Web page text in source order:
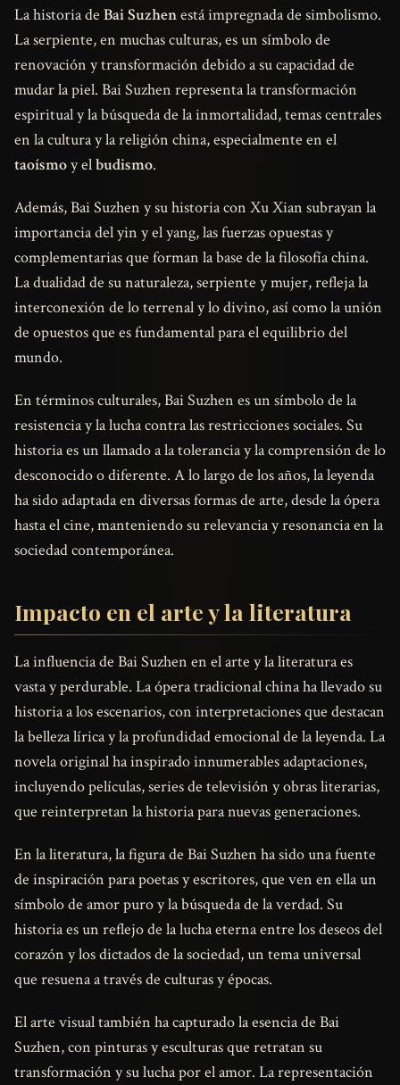
La historia de Bai Suzhenestá impregnada de simbolismo.
La serpiente, en muchas culturas, es un símbolo de
renovación y transformación debido a su capacidad de
mudar la piel. Bai Suzhen representa la transformación
espiritual y la búsqueda de la inmortalidad, temas centrales
en la cultura y la religión china, especialmente en el
taoísmoy elbudismo.
Además, Bai Suzhen y su historia con Xu Xian subrayan la
importancia del yin y el yang, las fuerzas opuestas y
complementarias que forman la base de la filosofía china.
La dualidad de su naturaleza, serpiente y mujer, refleja la
interconexión de lo terrenal y lo divino, así como la unión
de opuestos que es fundamental para el equilibrio del
mundo.
En términos culturales, Bai Suzhen es un símbolo de la
resistencia y la lucha contra las restricciones sociales. Su
historia es un llamado a la tolerancia y la comprensión de lo
desconocido o diferente. A lo largo de los años, la leyenda
ha sido adaptada en diversas formas de arte, desde la ópera
hasta el cine, manteniendo su relevancia y resonancia en la
sociedad contemporánea.
Impacto en el arte y la literatura
La influencia de Bai Suzhen en el arte y la literatura es
vasta y perdurable. La ópera tradicional china ha llevado su
historia a los escenarios, con interpretaciones que destacan
la belleza lírica y la profundidad emocional de la leyenda. La
novela original ha inspirado innumerables adaptaciones,
incluyendo películas, series de televisión y obras literarias,
que reinterpretan la historia para nuevas generaciones.
En la literatura, la figura de Bai Suzhen ha sido una fuente
de inspiración para poetas y escritores, que ven en ella un
símbolo de amor puro y la búsqueda de la verdad. Su
historia es un reflejo de la lucha eterna entre los deseos del
corazón y los dictados de la sociedad, un tema universal
que resuena a través de culturas y épocas.
El arte visual también ha capturado la esencia de Bai
Suzhen, con pinturas y esculturas que retratan su
transformación y su lucha por el amor. La representación